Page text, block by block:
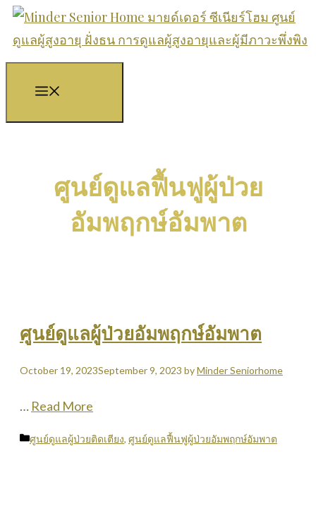
Skip
to
content
ศูนย์ดูแลฟื้นฟูผู้ป่วย
อัมพฤกษ์อัมพาต
ศูนย์ดูแลผู้ป่วยอัมพฤกษ์อัมพาต
October 19, 2023September 9, 2023 byMinder Seniorhome
… Read More
Categories
ศูนย์ดูแลผู้ป่วยติดเตียง, ศูนย์ดูแลฟื้นฟูผู้ป่วยอัมพฤกษ์อัมพาต